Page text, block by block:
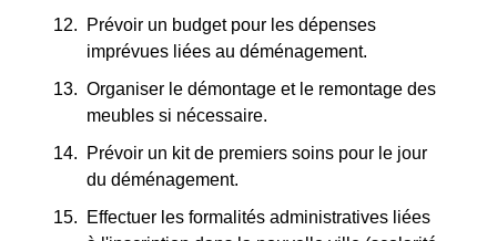
Prévoir un budget pour les dépenses
imprévues liées au déménagement.
Organiser le démontage et le remontage des
meubles si nécessaire.
Prévoir un kit de premiers soins pour le jour
du déménagement.
Effectuer les formalités administratives liées